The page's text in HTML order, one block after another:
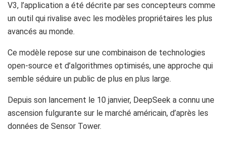
V3, l’application a été décrite par ses concepteurs comme
un outil qui rivalise avec les modèles propriétaires les plus
avancés au monde.
Ce modèle repose sur une combinaison de technologies
open-source et d’algorithmes optimisés, une approche qui
semble séduire un public de plus en plus large.
Depuis son lancement le 10 janvier, DeepSeek a connu une
ascension fulgurante sur le marché américain, d’après les
données de Sensor Tower.